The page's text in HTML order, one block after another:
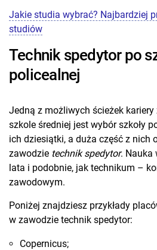
Jakie studia wybrać? Najbardziej
studiów
Technik spedytor po
policealnej
Jedną z możliwych ścieżek
szkole średniej jest wybór szkoły
ich dziesiątki, a duża część z nich
zawodzie technik spedytor. Nauka
lata i podobnie, jak technikum –
zawodowym.
Poniżej znajdziesz przykłady
w zawodzie technik spedytor:
Copernicus;